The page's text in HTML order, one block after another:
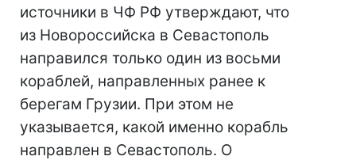
источники в ЧФ РФ утверждают, что
из Новороссийска в Севастополь
направился только один из восьми
кораблей, направленных ранее к
берегам Грузии. При этом не
указывается, какой именно корабль
направлен в Севастополь. О